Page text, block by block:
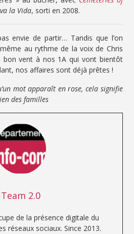
la Vida, sorti en 2008.
envie de partir… Tandis que l’on
au rythme de la voix de Chris
bon vent à nos 1A qui vont bientôt
nos affaires sont déjà prêtes !
mot apparaît en rose, cela signifie
des familles
Team 2.0
de la présence digitale du
réseaux sociaux. Since 2013.